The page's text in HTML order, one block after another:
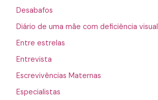
Desabafos
Diário de uma mãe com deficiência visual
Entre estrelas
Entrevista
Escrevivências Maternas
Especialistas